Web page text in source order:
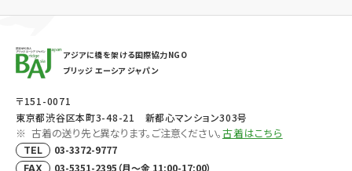
アジアに橋を架ける国際協力NGO
ブリッジ エーシア ジャパン
〒151-0071
東京都渋谷区本町3-48-21 新都心マンション303号
古着の送り先と異なります。ご注意ください。古着はこちら
TEL 03-3372-9777
FAX 03-5351-2395（月～金 11:00-17:00）